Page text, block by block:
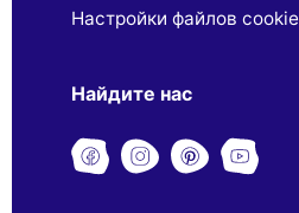
Настройки файлов cookie
Найдите нас